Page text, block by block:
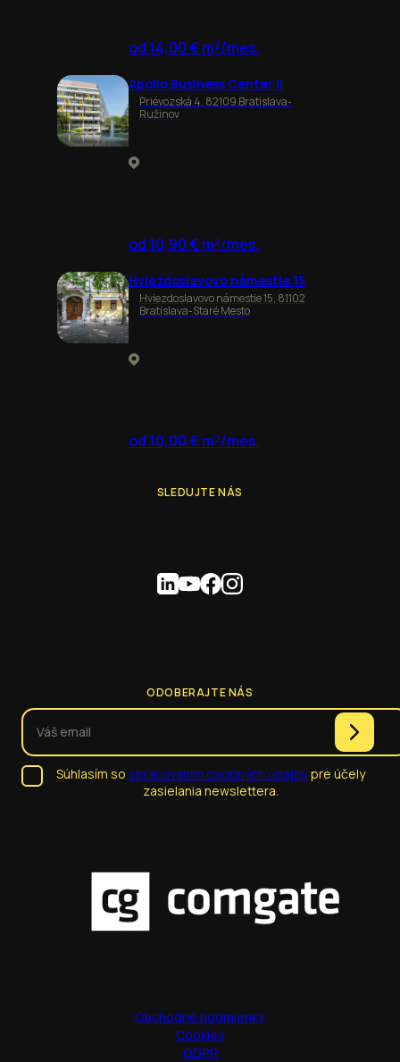
od 14,00 € m²/mes.
Apollo Business Center II
Prievozská 4, 82109 Bratislava-
Ružinov
od 10,90 € m²/mes.
Hviezdoslavovo námestie 15
Hviezdoslavovo námestie 15, 81102
Bratislava-Staré Mesto
od 10,00 € m²/mes.
SLEDUJTE NÁS
ODOBERAJTE NÁS
Súhlasím so spracúvaním osobných údajovpre účely
zasielania newslettera.
Obchodné podmienky
Cookies
GDPR